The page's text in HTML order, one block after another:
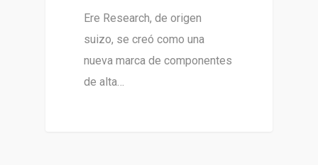
Ere Research, de origen
suizo, se creó como una
nueva marca de componentes
de alta…